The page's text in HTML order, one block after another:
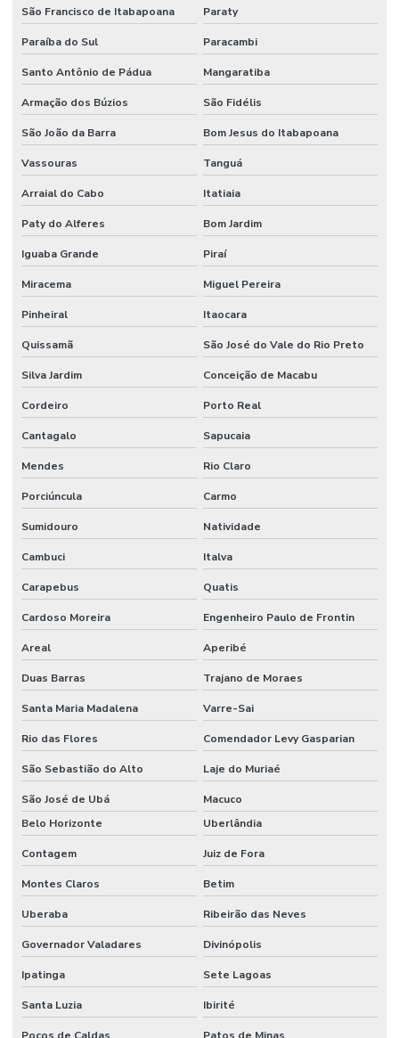
São Francisco de Itabapoana Paraty
Paraíba do Sul Paracambi
Santo Antônio de Pádua Mangaratiba
Armação dos Búzios São Fidélis
São João da Barra Bom Jesus do Itabapoana
Vassouras Tanguá
Arraial do Cabo Itatiaia
Paty do Alferes Bom Jardim
Iguaba Grande Piraí
Miracema Miguel Pereira
Pinheiral Itaocara
Quissamã São José do Vale do Rio Preto
Silva Jardim Conceição de Macabu
Cordeiro Porto Real
Cantagalo Sapucaia
Mendes Rio Claro
Porciúncula Carmo
Sumidouro Natividade
Cambuci Italva
Carapebus Quatis
Cardoso Moreira Engenheiro Paulo de Frontin
Areal Aperibé
Duas Barras Trajano de Moraes
Santa Maria Madalena Varre-Sai
Rio das Flores Comendador Levy Gasparian
São Sebastião do Alto Laje do Muriaé
São José de Ubá
Macuco
Belo Horizonte
Uberlândia
Contagem Juiz de Fora
Montes Claros Betim
Uberaba Ribeirão das Neves
Governador Valadares Divinópolis
Ipatinga Sete Lagoas
Santa Luzia Ibirité
Poços de Caldas Patos de Minas